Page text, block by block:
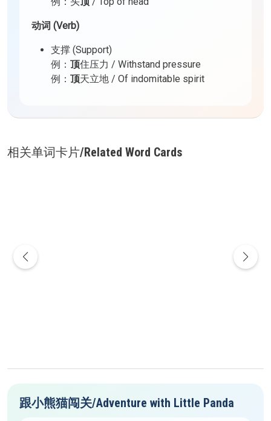
动词 (Verb)
支撑 (Support)
例： 顶住压力 / Withstand pressure
例： 顶天立地 / Of indomitable spirit
相关单词卡片/Related Word Cards
跟小熊猫闯关/Adventure with Little Panda